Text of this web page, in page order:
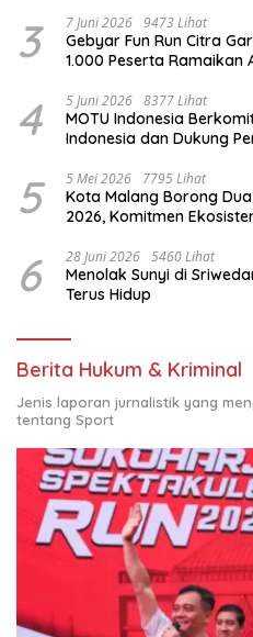
3 7 Juni 2026 9473 Lihat
Gebyar Fun Run Citra
1.000 Peserta Ramaikan
4 5 Juni 2026 8377 Lihat
MOTU Indonesia
Indonesia dan Dukung
5 5 Mei 2026 7795 Lihat
Kota Malang Borong
2026, Komitmen
6 28 Juni 2026 5460 Lihat
Menolak Sunyi di
Terus Hidup
Berita Hukum & Kriminal
Jenis laporan jurnalistik yang
tentang Sport